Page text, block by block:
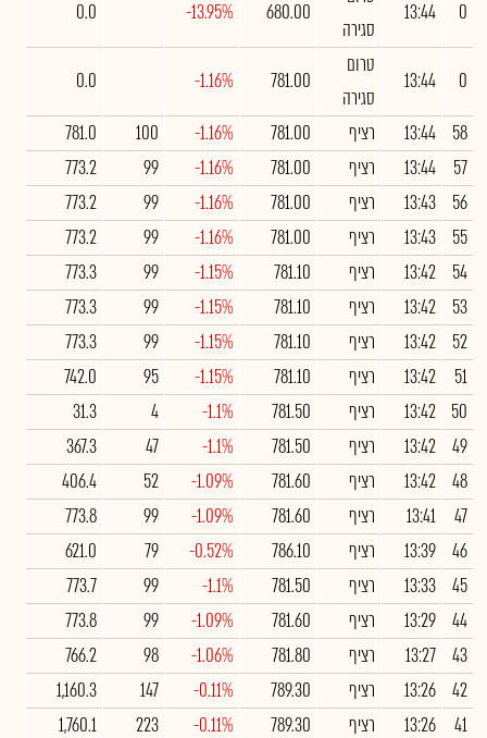
0
13:44
סגירה
680.00
-13.95%
0.0
0
13:44
טרום
סגירה
781.00
-1.16%
0.0
58
13:44 רציף 781.00
-1.16%
100
781.0
57
13:44 רציף 781.00
-1.16%
99
773.2
56
13:43 רציף 781.00
-1.16%
99
773.2
55
13:43 רציף 781.00
-1.16%
99
773.2
54
13:42 רציף 781.10
-1.15%
99
773.3
53
13:42 רציף 781.10
-1.15%
99
773.3
52
13:42 רציף 781.10
-1.15%
99
773.3
51
13:42 רציף 781.10
-1.15%
95
742.0
50
13:42 רציף 781.50
-1.1%
4
31.3
49
13:42 רציף 781.50
-1.1%
47
367.3
48
13:42 רציף 781.60
-1.09%
52
406.4
47
13:41 רציף 781.60
-1.09%
99
773.8
46
13:39 רציף 786.10
-0.52%
79
621.0
45
13:33 רציף 781.50
-1.1%
99
773.7
44
13:29 רציף 781.60
-1.09%
99
773.8
43
13:27 רציף 781.80
-1.06%
98
766.2
42
13:26 רציף 789.30
-0.11%
147
1,160.3
41
13:26 רציף 789.30
-0.11%
223
1,760.1